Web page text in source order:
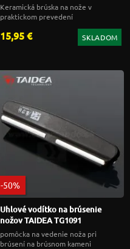
Keramická brúska na nože v
praktickom prevedení
15,95 € SKLADOM
-50%
Uhlové vodítko na brúsenie
nožov TAIDEA TG1091
pomôcka na vedenie noža pri
brúsení na brúsnom kameni